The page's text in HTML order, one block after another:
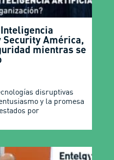
América,
mientras se
disruptivas
y la promesa
por